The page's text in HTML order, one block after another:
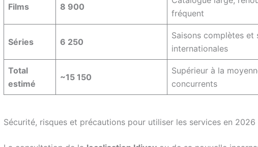
Films 8 900
fréquent
Séries 6 250
Saisons complètes et
internationales
Total
estimé
~15 150
Supérieur à la
concurrents
Sécurité, risques et précautions pour utiliser les services en 2026